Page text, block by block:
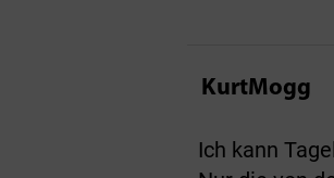
KurtMogg
Ich kann